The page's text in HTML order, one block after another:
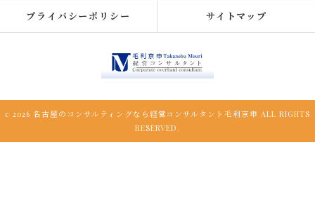
プライバシーポリシー サイトマップ
c 2026 名古屋のコンサルティングなら経営コンサルタント毛利京申 ALL RIGHTS
RESERVED.